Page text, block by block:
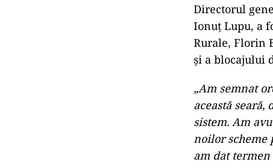
Păi ce
masa în cap?”,